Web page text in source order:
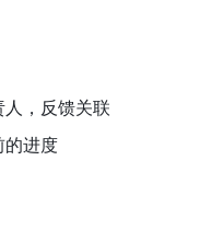
，反馈关联
的进度